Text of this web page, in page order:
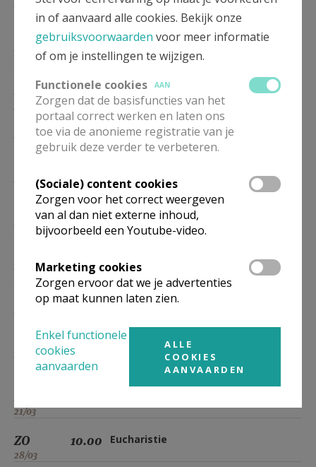
24/01
10.00 Eucharistie
10.00 Eucharistie
07/02
10.00 Eucharistie
14/02
10.00 Eucharistie
21/02
10.00 Eucharistie
28/02
10.00 Eucharistie
14/03
10.00 Eucharistie
21/03
ZO
28/03
10.00 Eucharistie
in of aanvaard alle cookies. Bekijk onze
gebruiksvoorwaarden voor meer informatie
of om je instellingen te wijzigen.
Functionele cookies
AAN
Zorgen dat de basisfuncties van het
portaal correct werken en laten ons
toe via de anonieme registratie van je
gebruik deze verder te verbeteren.
(Sociale) content cookies
Zorgen voor het correct weergeven
van al dan niet externe inhoud,
bijvoorbeeld een Youtube-video.
Marketing cookies
Zorgen ervoor dat we je advertenties
op maat kunnen laten zien.
Enkel functionele
cookies
aanvaarden
ALLE
COOKIES
AANVAARDEN